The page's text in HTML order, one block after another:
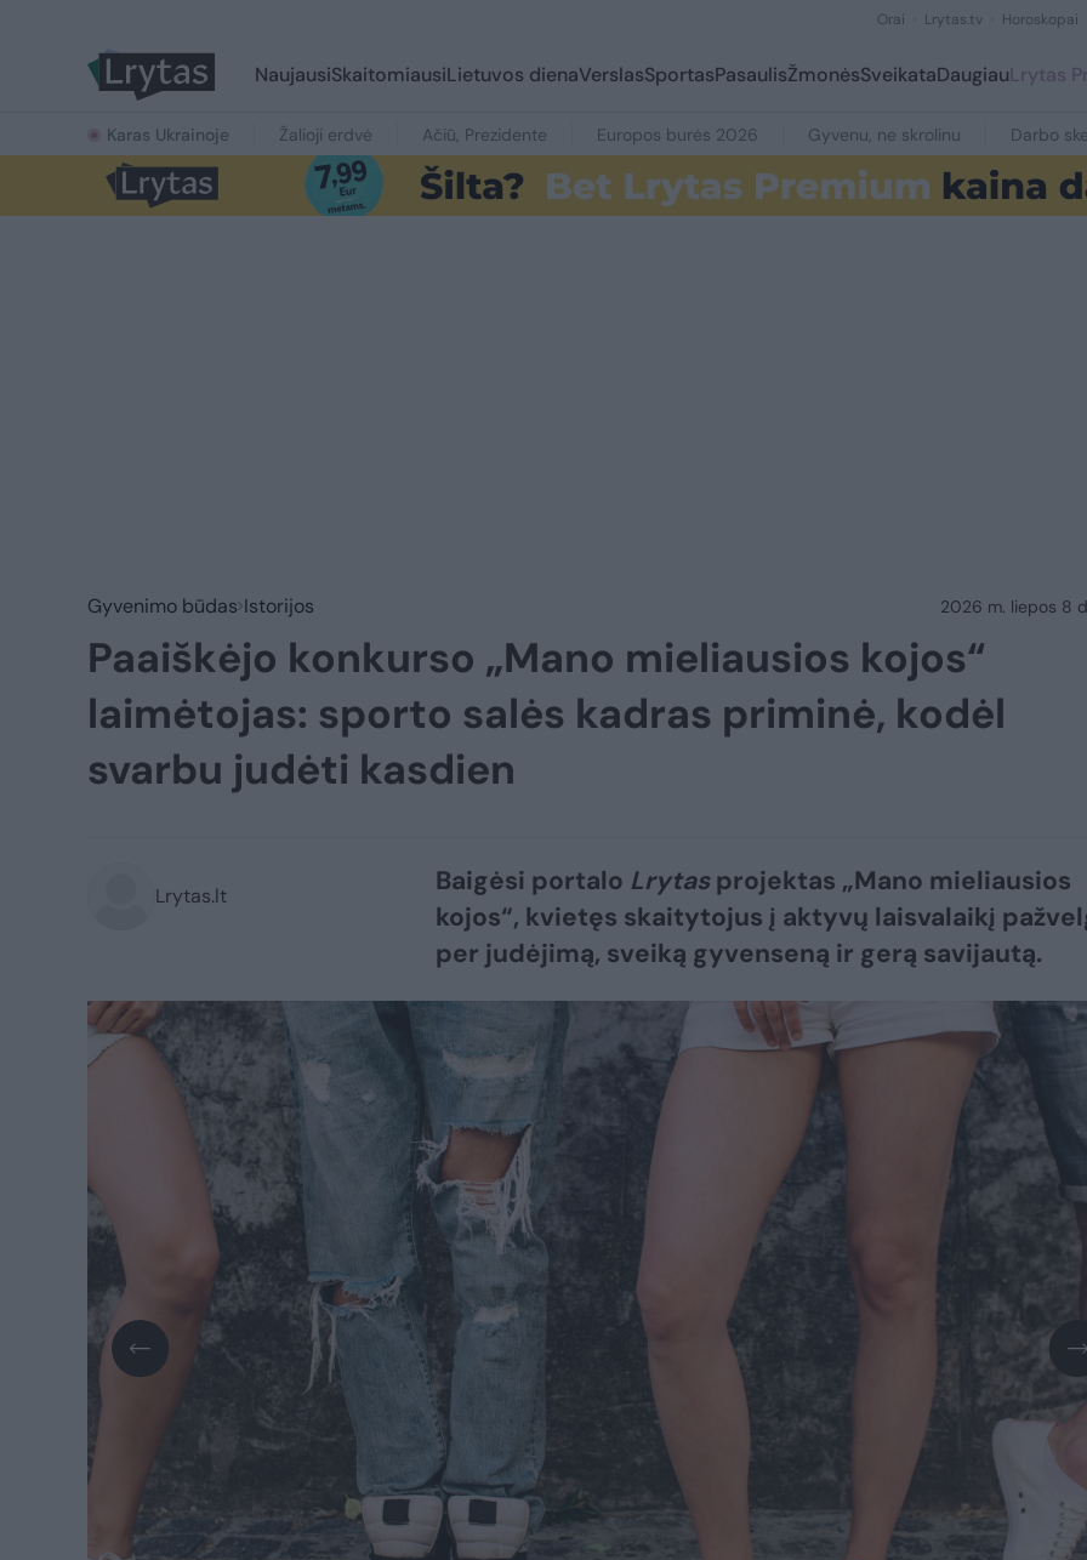
Orai Lrytas.tv Horoskopai
NaujausiSkaitomiausiLietuvos dienaVerslasSportasPasaulisŽmonėsSveikataDaugiauLrytas
Karas Ukrainoje Žalioji erdvė Ačiū, Prezidente Europos burės 2026 Gyvenu, ne skrolinu Darbo
Gyvenimo būdas Istorijos 2026 m. liepos 8
Paaiškėjo konkurso „Mano mieliausios kojos“
laimėtojas: sporto salės kadras priminė, kodėl
svarbu judėti kasdien
Lrytas.lt Baigėsi portalo Lrytasprojektas „Mano mieliausios
kojos“, kvietęs skaitytojus į aktyvų laisvalaikį
per judėjimą, sveiką gyvenseną ir gerą savijautą.